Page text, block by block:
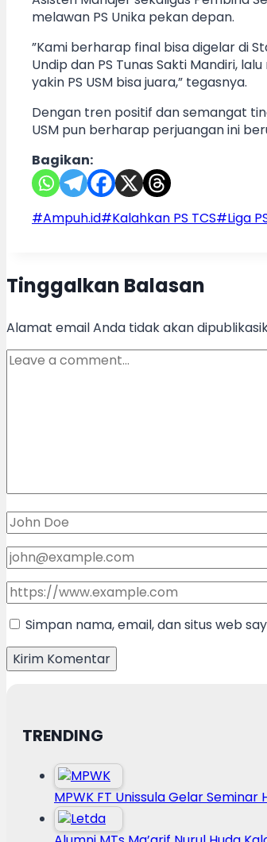
melawan PS Unika pekan depan.
”Kami berharap final bisa digelar di
Undip dan PS Tunas Sakti Mandiri,
yakin PS USM bisa juara,” tegasnya.
Dengan tren positif dan semangat
USM pun berharap perjuangan ini
Bagikan:
Post
#Ampuh.id#Kalahkan PS TCS#Liga
Tinggalkan Balasan
Alamat email Anda tidak akan
Simpan nama, email, dan situs web
TRENDING
MPWK FT Unissula Gelar Seminar